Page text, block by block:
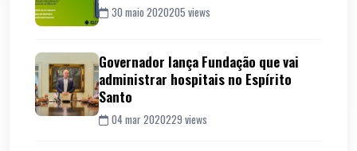
30 maio 2020205 views
Governador lança Fundação que vai
administrar hospitais no Espírito
Santo
04 mar 2020229 views